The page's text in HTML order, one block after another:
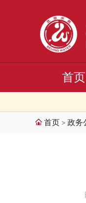
首页
首页 > 政务